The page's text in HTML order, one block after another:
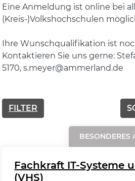
Eine Anmeldung ist online bei
(Kreis-)Volkshochschulen
Ihre Wunschqualifikation ist
Kontaktieren Sie uns gerne:
5170, s.meyer@ammerland.de
FILTER
BESONDERES
Fachkraft IT-Systeme
(VHS)